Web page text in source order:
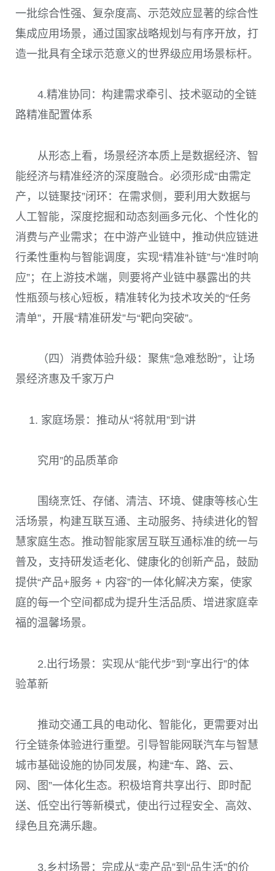
一批综合性强、复杂度高、示范效应显著的综合性
集成应用场景，通过国家战略规划与有序开放，打
造一批具有全球示范意义的世界级应用场景标杆。
4.精准协同：构建需求牵引、技术驱动的全链
路精准配置体系
从形态上看，场景经济本质上是数据经济、智
能经济与精准经济的深度融合。必须形成“由需定
产，以链聚技”闭环：在需求侧，要利用大数据与
人工智能，深度挖掘和动态刻画多元化、个性化的
消费与产业需求；在中游产业链中，推动供应链进
行柔性重构与智能调度，实现“精准补链”与“准时响
应”；在上游技术端，则要将产业链中暴露出的共
性瓶颈与核心短板，精准转化为技术攻关的“任务
清单”，开展“精准研发”与“靶向突破”。
（四）消费体验升级：聚焦“急难愁盼”，让场
景经济惠及千家万户
家庭场景：推动从“将就用”到“讲
究用”的品质革命
围绕烹饪、存储、清洁、环境、健康等核心生
活场景，构建互联互通、主动服务、持续进化的智
慧家庭生态。推动智能家居互联互通标准的统一与
普及，支持研发适老化、健康化的创新产品，鼓励
提供“产品+服务 + 内容”的一体化解决方案，使家
庭的每一个空间都成为提升生活品质、增进家庭幸
福的温馨场景。
2.出行场景：实现从“能代步”到“享出行”的体
验革新
推动交通工具的电动化、智能化，更需要对出
行全链条体验进行重塑。引导智能网联汽车与智慧
城市基础设施的协同发展，构建“车、路、云、
网、图”一体化生态。积极培育共享出行、即时配
送、低空出行等新模式，使出行过程安全、高效、
绿色且充满乐趣。
3.乡村场景：完成从“卖产品”到“品生活”的价